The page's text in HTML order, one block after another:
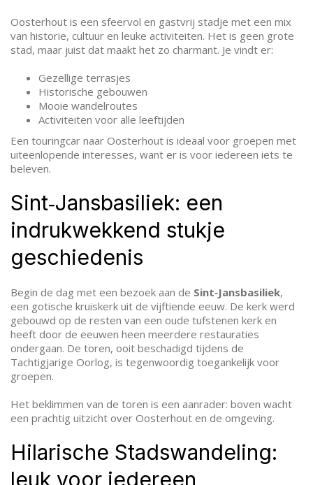
Oosterhout is een sfeervol en gastvrij stadje met een mix
van historie, cultuur en leuke activiteiten. Het is geen grote
stad, maar juist dat maakt het zo charmant. Je vindt er:
Gezellige terrasjes
Historische gebouwen
Mooie wandelroutes
Activiteiten voor alle leeftijden
Een touringcar naar Oosterhout is ideaal voor groepen met
uiteenlopende interesses, want er is voor iedereen iets te
beleven.
Sint‑Jansbasiliek: een
indrukwekkend stukje
geschiedenis
Begin de dag met een bezoek aan de Sint‑Jansbasiliek,
een gotische kruiskerk uit de vijftiende eeuw. De kerk werd
gebouwd op de resten van een oude tufstenen kerk en
heeft door de eeuwen heen meerdere restauraties
ondergaan. De toren, ooit beschadigd tijdens de
Tachtigjarige Oorlog, is tegenwoordig toegankelijk voor
groepen.
Het beklimmen van de toren is een aanrader: boven wacht
een prachtig uitzicht over Oosterhout en de omgeving.
Hilarische Stadswandeling:
leuk voor iedereen